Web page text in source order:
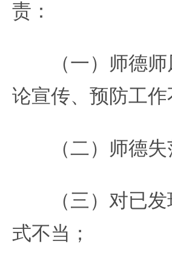
责：
（一）师德师
论宣传、预防工作
（二）师德失
（三）对已发
式不当；